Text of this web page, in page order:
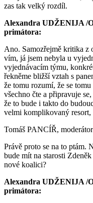
zas tak velký rozdíl.
Alexandra UDŽENIJA /
primátora:
Ano. Samozřejmě kritika z
vím, já jsem nebyla u
vyjednávacím týmu,
řekněme bližší vztah s
že tomu rozumí, že se
všechno čte a připravuje
že to bude i takto do
velmi komplikovaný resort,
Tomáš PANCÍŘ,
Právě proto se na to ptám.
bude mít na starosti
nové koalici?
Alexandra UDŽENIJA /
primátora: